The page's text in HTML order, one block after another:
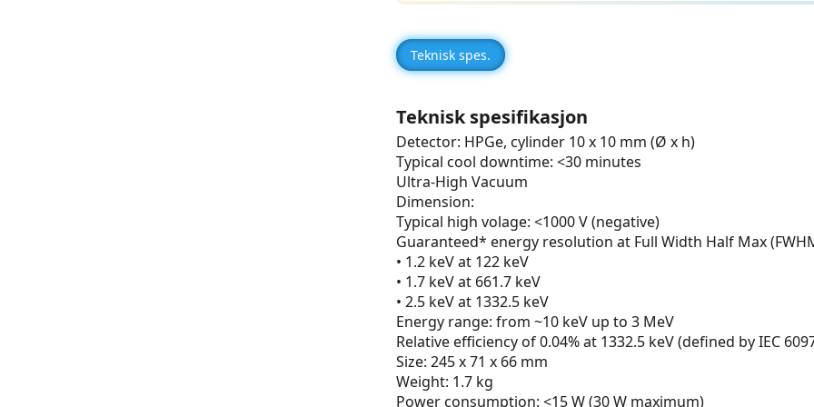
Teknisk spes.
Teknisk spesifikasjon
Detector: HPGe, cylinder 10 x 10 mm (Ø x h)
Typical cool downtime: <30 minutes
Ultra-High Vacuum
Dimension:
Typical high volage: <1000 V (negative)
Guaranteed* energy resolution at Full Width Half Max
• 1.2 keV at 122 keV
• 1.7 keV at 661.7 keV
• 2.5 keV at 1332.5 keV
Energy range: from ~10 keV up to 3 MeV
Relative efficiency of 0.04% at 1332.5 keV (defined by IEC
Size: 245 x 71 x 66 mm
Weight: 1.7 kg
Power consumption: <15 W (30 W maximum)